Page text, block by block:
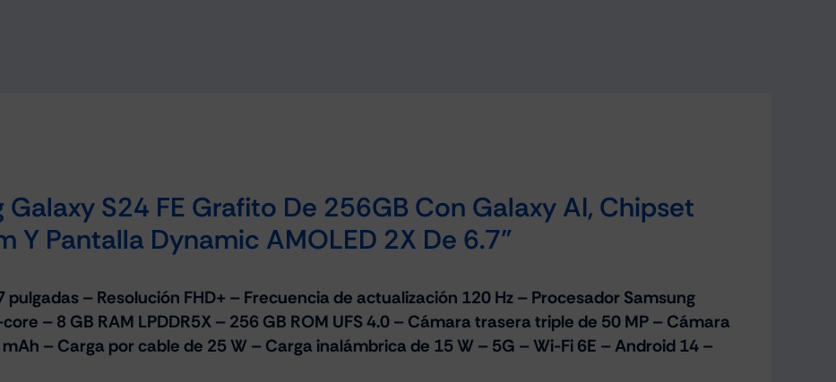
S24 FE Grafito De 256GB Con Galaxy AI, Chipset
Y Pantalla Dynamic AMOLED 2X De 6.7”
pulgadas – Resolución FHD+ – Frecuencia de actualización 120 Hz – Procesador Samsung
– 8 GB RAM LPDDR5X – 256 GB ROM UFS 4.0 – Cámara trasera triple de 50 MP – Cámara
– Carga por cable de 25 W – Carga inalámbrica de 15 W – 5G – Wi-Fi 6E – Android 14 –